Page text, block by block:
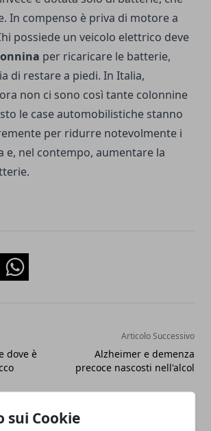
sui Cookie
In compenso è priva di motore a
possiede un veicolo elettrico deve
per ricaricare le batterie,
di restare a piedi. In Italia,
non ci sono così tante colonnine
le case automobilistiche stanno
per ridurre notevolmente i
e, nel contempo, aumentare la
Whatsapp
dove è
Articolo Successivo
Alzheimer e demenza
precoce nascosti nell'alcol